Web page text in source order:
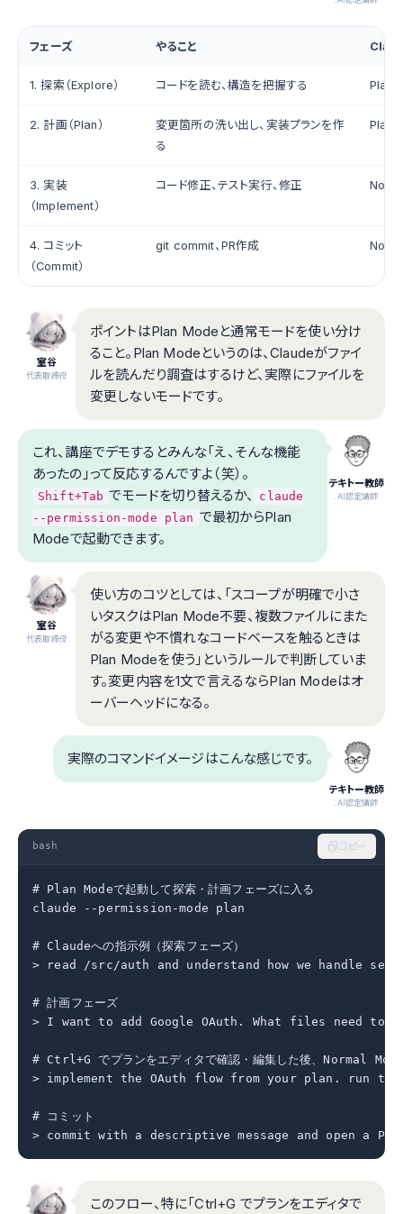
フェーズ やること
1. 探索（Explore） コードを読む、構造を把握する Plan
2. 計画（Plan）
変更箇所の洗い出し、実装プランを作
る
Plan
3. 実装
（Implement）
コード修正、テスト実行、修正
4. コミット
（Commit）
git commit、PR作成
室谷
代表取締役
ポイントはPlan Modeと通常モードを使い分け
ること。Plan Modeというのは、Claudeがファイ
ルを読んだり調査はするけど、実際にファイルを
変更しないモードです。
テキトー教師
.AI認定講師
これ、講座でデモするとみんな「え、そんな機能
あったの」って反応するんですよ（笑）。
Shift+Tab でモードを切り替えるか、
claude
--permission-mode plan で最初からPlan
Modeで起動できます。
室谷
代表取締役
使い方のコツとしては、「スコープが明確で小さ
いタスクはPlan Mode不要、複数ファイルにまた
がる変更や不慣れなコードベースを触るときは
Plan Modeを使う」というルールで判断していま
す。変更内容を1文で言えるならPlan Modeはオ
ーバーヘッドになる。
テキトー教師
.AI認定講師
実際のコマンドイメージはこんな感じです。
bash コピー
# Plan Modeで起動して探索・計画フェーズに入る
claude --permission-mode plan
# Claudeへの指示例（探索フェーズ）
> read /src/auth and understand how we handle
# 計画フェーズ
> I want to add Google OAuth. What files need to
# Ctrl+G でプランをエディタで確認・編集した後、Normal Mode
> implement the OAuth flow from your plan. run
# コミット
> commit with a descriptive message and open a PR
このフロー、特に「Ctrl+G でプランをエディタで